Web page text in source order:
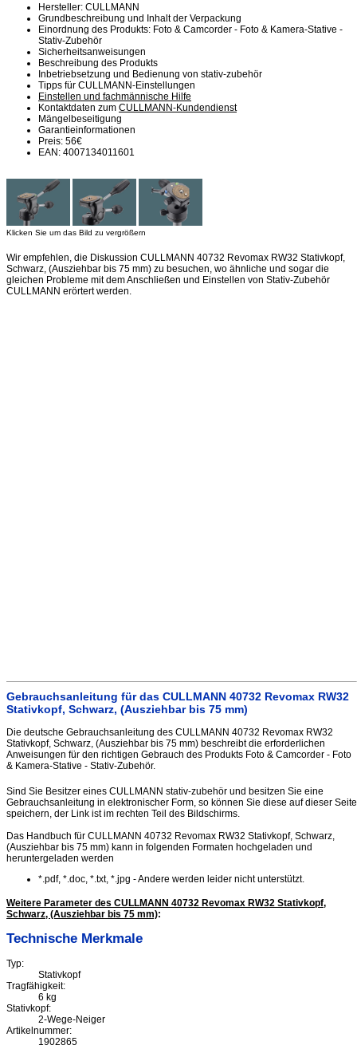
Hersteller: CULLMANN
Grundbeschreibung und Inhalt der Verpackung
Einordnung des Produkts: Foto & Camcorder - Foto & Kamera-Stative -
Stativ-Zubehör
Sicherheitsanweisungen
Beschreibung des Produkts
Inbetriebsetzung und Bedienung von stativ-zubehör
Tipps für CULLMANN-Einstellungen
Einstellen und fachmännische Hilfe
Kontaktdaten zum CULLMANN-Kundendienst
Mängelbeseitigung
Garantieinformationen
Preis: 56€
EAN: 4007134011601
Klicken Sie um das Bild zu vergrößern
Wir empfehlen, die Diskussion CULLMANN 40732 Revomax RW32 Stativkopf,
Schwarz, (Ausziehbar bis 75 mm) zu besuchen, wo ähnliche und sogar die
gleichen Probleme mit dem Anschließen und Einstellen von Stativ-Zubehör
CULLMANN erörtert werden.
Gebrauchsanleitung für das CULLMANN 40732 Revomax RW32
Stativkopf, Schwarz, (Ausziehbar bis 75 mm)
Die deutsche Gebrauchsanleitung des CULLMANN 40732 Revomax RW32
Stativkopf, Schwarz, (Ausziehbar bis 75 mm) beschreibt die erforderlichen
Anweisungen für den richtigen Gebrauch des Produkts Foto & Camcorder - Foto
& Kamera-Stative - Stativ-Zubehör.
Sind Sie Besitzer eines CULLMANN stativ-zubehör und besitzen Sie eine
Gebrauchsanleitung in elektronischer Form, so können Sie diese auf dieser Seite
speichern, der Link ist im rechten Teil des Bildschirms.
Das Handbuch für CULLMANN 40732 Revomax RW32 Stativkopf, Schwarz,
(Ausziehbar bis 75 mm) kann in folgenden Formaten hochgeladen und
heruntergeladen werden
*.pdf, *.doc, *.txt, *.jpg - Andere werden leider nicht unterstützt.
Weitere Parameter des CULLMANN 40732 Revomax RW32 Stativkopf,
Schwarz, (Ausziehbar bis 75 mm):
Technische Merkmale
Typ:
Stativkopf
Tragfähigkeit:
6 kg
Stativkopf:
2-Wege-Neiger
Artikelnummer:
1902865